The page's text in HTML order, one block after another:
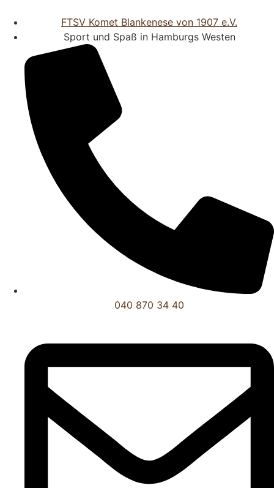
FTSV Komet Blankenese von 1907 e.V.
Sport und Spaß in Hamburgs Westen
040 870 34 40